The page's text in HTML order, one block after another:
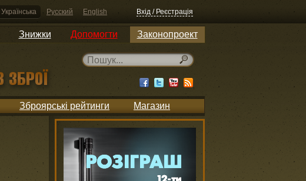
Українська Русский English Вхід / Реєстрація
Знижки Допомогти Законопроект
Зброярські рейтинги Магазин